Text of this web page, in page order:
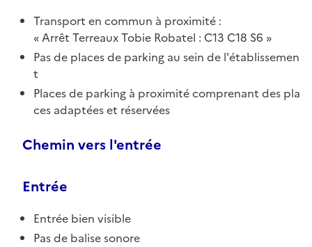
Transport en commun à proximité :
Arrêt Terreaux Tobie Robatel : C13 C18 S6
Pas de places de parking au sein de l'établissemen
t
Places de parking à proximité comprenant des pla
ces adaptées et réservées
Chemin vers l'entrée
Entrée
Entrée bien visible
Pas de balise sonore